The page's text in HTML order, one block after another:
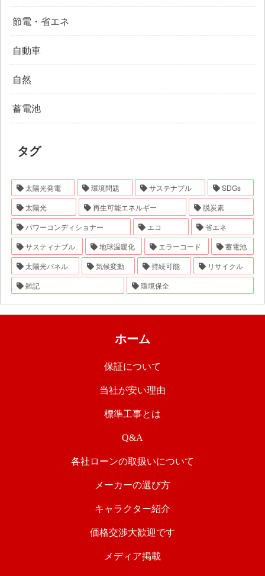
節電・省エネ
自動車
自然
蓄電池
タグ
太陽光発電 環境問題 サステナブル
SDGs
太陽光
再生可能エネルギー
脱炭素
パワーコンディショナー
エコ
省エネ
サスティナブル
地球温暖化 エラーコード
蓄電池
太陽光パネル
気候変動 持続可能
リサイクル
雑記
環境保全
ホーム
保証について
当社が安い理由
標準工事とは
Q&A
各社ローンの取扱いについて
メーカーの選び方
キャラクター紹介
価格交渉大歓迎です
メディア掲載